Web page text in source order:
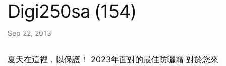
Digi250sa (154)
Sep 22, 2013
夏天在這裡，以保護！ 2023年面對的最佳防曬霜 對於您來